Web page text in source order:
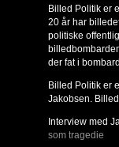
Billed Politik er
20 år har
politiske
der fat i
Billed Politik er
Jakobsen.
Interview med
som tragedie